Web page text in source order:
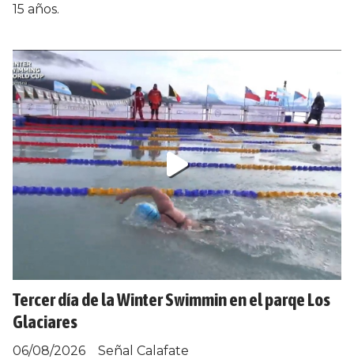
15 años.
Tercer día de la Winter Swimmin en el parqe Los
Glaciares
Señal Calafate
06/08/2026